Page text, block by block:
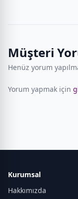
Müşteri
Henüz yorum
Yorum yapmak için
Kurumsal
Hakkımızda